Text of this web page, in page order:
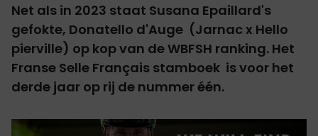
Net als in 2023 staat Susana Epaillard's
gefokte, Donatello d'Auge (Jarnac x Hello
pierville) op kop van de WBFSH ranking. Het
Franse Selle Français stamboek is voor het
derde jaar op rij de nummer één.